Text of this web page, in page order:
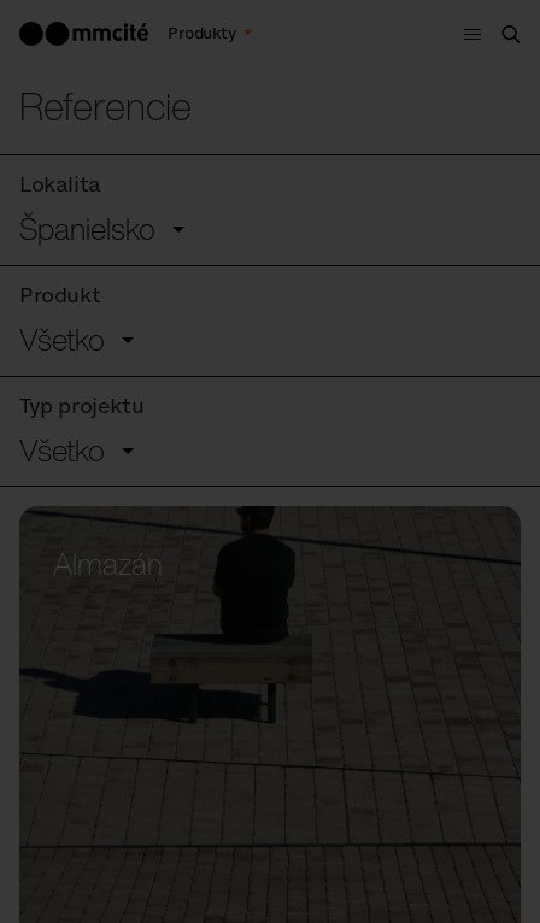
Produkty
Menu
Referencie
Lokalita
Španielsko
Produkt
Všetko
Typ projektu
Všetko
Almazán